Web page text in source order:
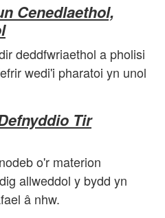
Cenedlaethol,
deddfwriaethol a pholisi
wedi'i pharatoi yn unol
Tir
o'r materion
allweddol y bydd yn
â nhw.